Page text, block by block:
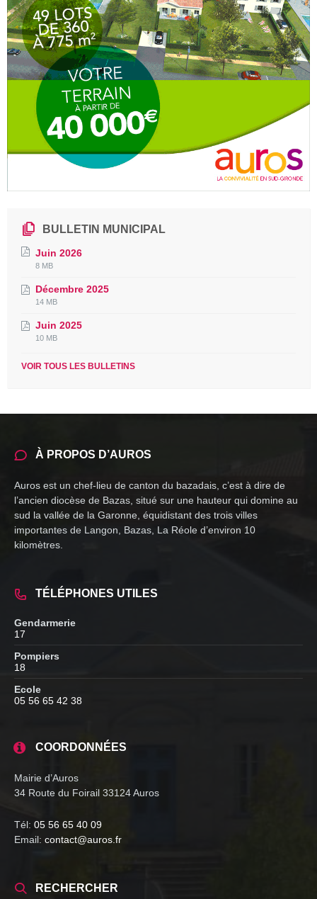
BULLETIN MUNICIPAL
Juin 2026
File
pdf
File
8 MB
Décembre 2025
File
pdf
File
14 MB
Juin 2025
File
pdf
File
10 MB
VOIR TOUS LES BULLETINS
À PROPOS D’AUROS
Auros est un chef-lieu de canton du bazadais, c’est à dire de
l’ancien diocèse de Bazas, situé sur une hauteur qui domine au
sud la vallée de la Garonne, équidistant des trois villes
importantes de Langon, Bazas, La Réole d’environ 10
kilomètres.
TÉLÉPHONES UTILES
Gendarmerie
17
Pompiers
18
Ecole
05 56 65 42 38
COORDONNÉES
Mairie d’Auros
34 Route du Foirail 33124 Auros
Tél: 05 56 65 40 09
Email: contact@auros.fr
RECHERCHER